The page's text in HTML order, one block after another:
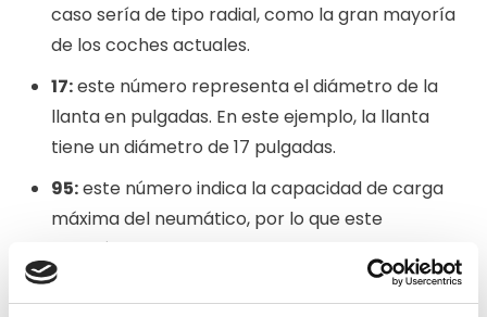
caso sería de tipo radial, como la gran mayoría
de los coches actuales.
17:este número representa el diámetro de la
llanta en pulgadas. En este ejemplo, la llanta
tiene un diámetro de 17 pulgadas.
95:este número indica la capacidad de carga
máxima del neumático, por lo que este
neumático puede soportar hasta 95 kg de
peso.